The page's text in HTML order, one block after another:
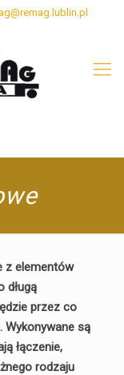
z elementów
długą
przez co
są
łączenie,
rodzaju